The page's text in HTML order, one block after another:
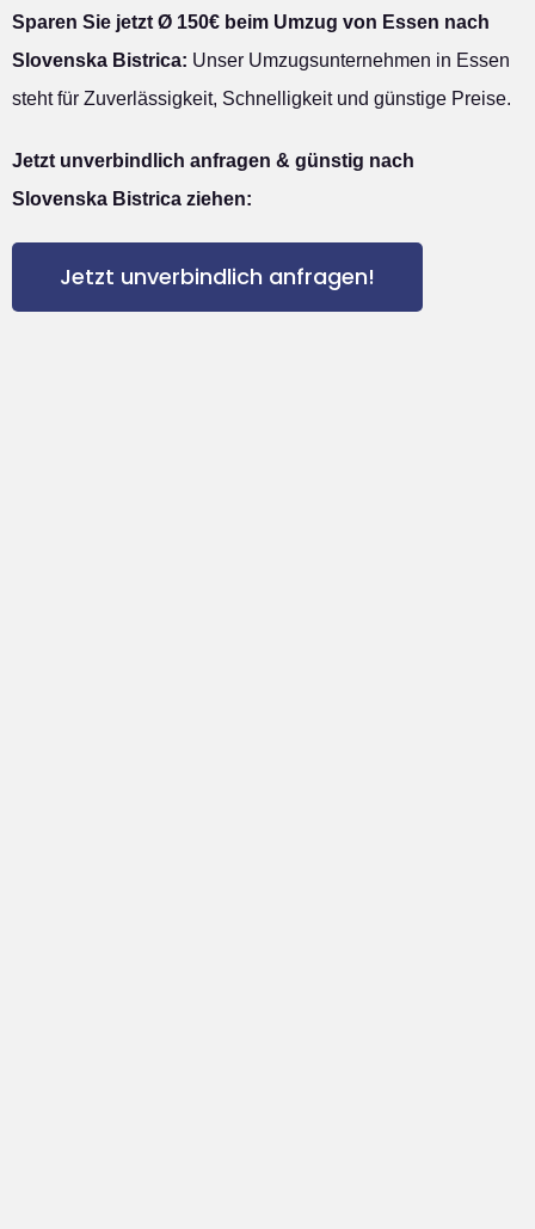
Sparen Sie jetzt Ø 150€ beim Umzug von Essen nach
Slovenska Bistrica: Unser Umzugsunternehmen in Essen
steht für Zuverlässigkeit, Schnelligkeit und günstige Preise.
Jetzt unverbindlich anfragen & günstig nach
Slovenska Bistrica ziehen:
Jetzt unverbindlich anfragen!